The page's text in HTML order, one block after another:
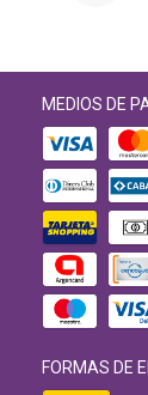
MEDIOS DE
FORMAS DE